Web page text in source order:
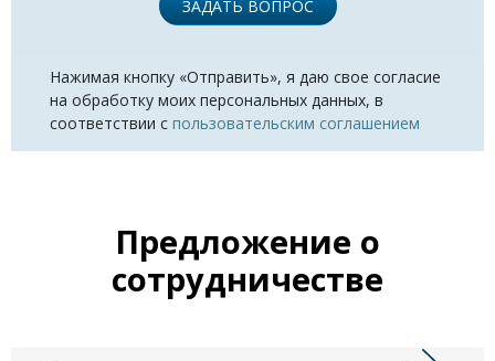
ЗАДАТЬ ВОПРОС
Нажимая кнопку «Отправить», я даю свое согласие
на обработку моих персональных данных, в
соответствии с пользовательским соглашением
Предложение о
сотрудничестве